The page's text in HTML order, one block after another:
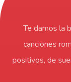
Te damos la
canciones
positivos, de